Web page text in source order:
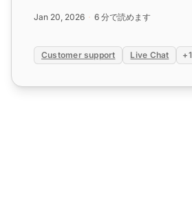
Jan 20, 2026 6 分で読めます
Customer support Live Chat +1